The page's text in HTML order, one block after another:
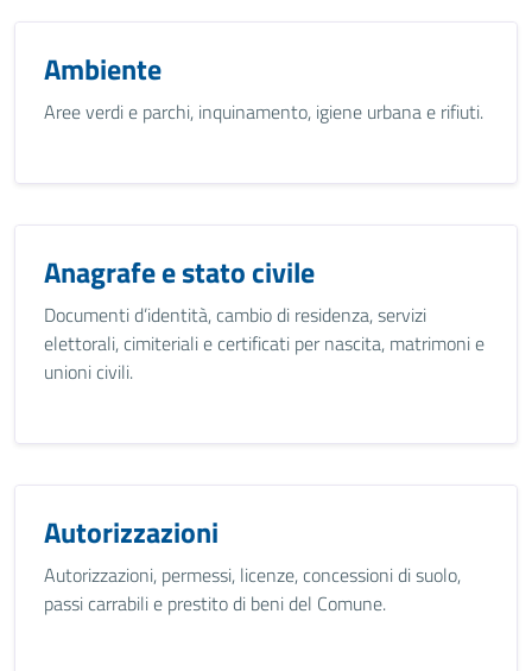
Ambiente
Aree verdi e parchi, inquinamento, igiene urbana e rifiuti.
Anagrafe e stato civile
Documenti d’identità, cambio di residenza, servizi
elettorali, cimiteriali e certificati per nascita, matrimoni e
unioni civili.
Autorizzazioni
Autorizzazioni, permessi, licenze, concessioni di suolo,
passi carrabili e prestito di beni del Comune.